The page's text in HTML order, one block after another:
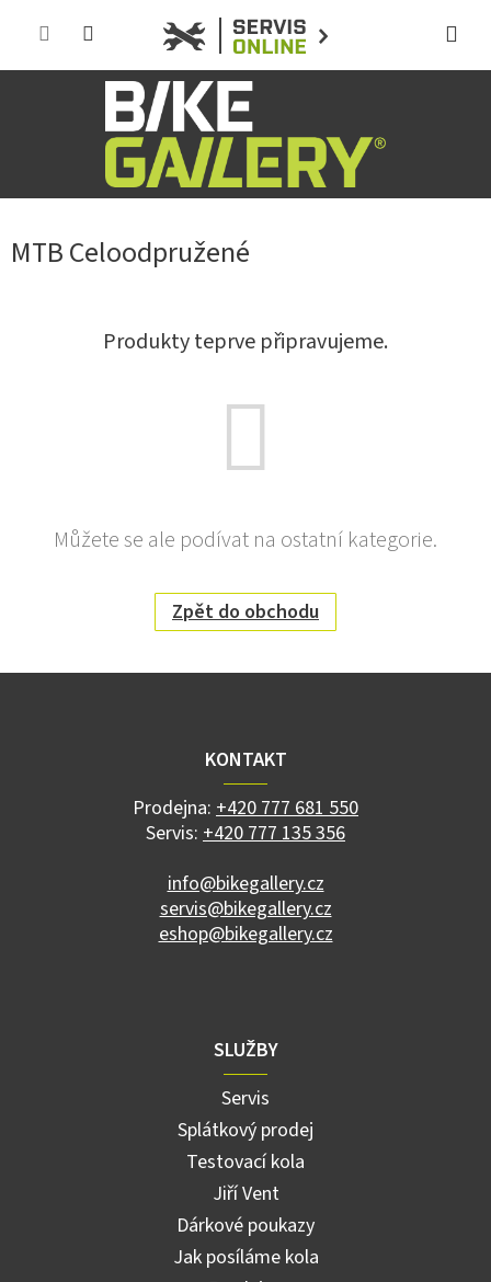
MTB Celoodpružené
Produkty teprve připravujeme.
Můžete se ale podívat na ostatní kategorie.
Zpět do obchodu
Z
KONTAKT
Prodejna: +420 777 681 550
Servis: +420 777 135 356
info@bikegallery.cz
servis@bikegallery.cz
eshop@bikegallery.cz
SLUŽBY
Servis
Splátkový prodej
Testovací kola
Jiří Vent
Dárkové poukazy
Jak posíláme kola